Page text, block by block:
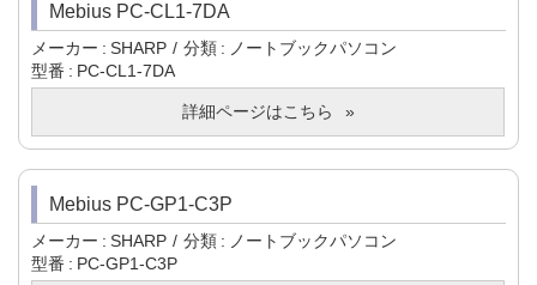
Mebius PC-CL1-7DA
メーカー SHARP 分類
ノートブックパソコン
型番
PC-CL1-7DA
詳細ページはこちら
Mebius PC-GP1-C3P
メーカー SHARP 分類
ノートブックパソコン
型番
PC-GP1-C3P